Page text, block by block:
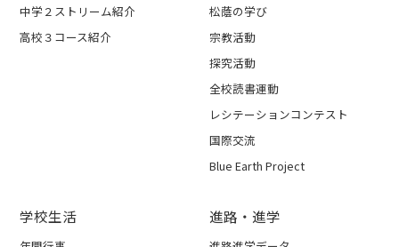
中学２ストリーム紹介
高校３コース紹介
松蔭の学び
宗教活動
探究活動
全校読書運動
レシテーションコンテスト
国際交流
Blue Earth Project
学校生活 進路・進学